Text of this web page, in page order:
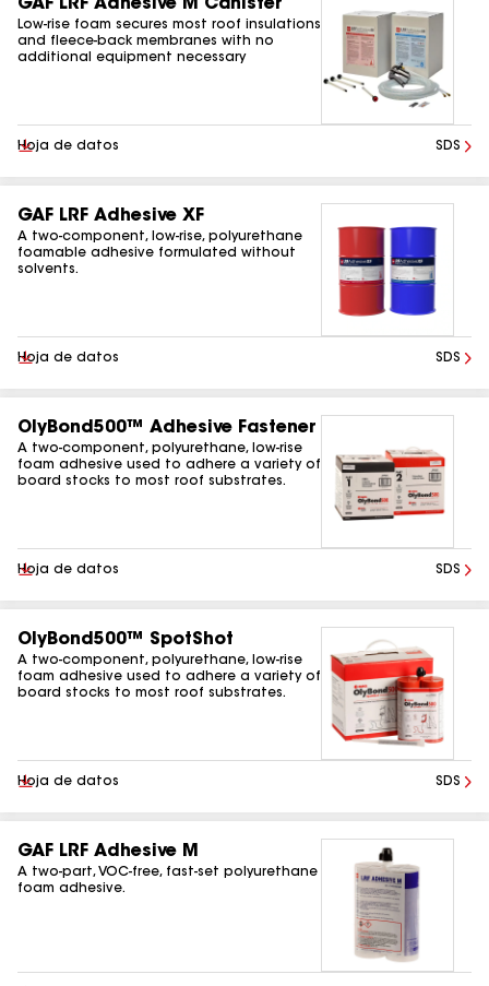
GAF LRF Adhesive M Canister
Low-rise foam secures most roof insulations
and fleece-back membranes with no
additional equipment necessary
Descargar
Hoja de datos SDS
GAF LRF Adhesive XF
A two-component, low-rise, polyurethane
foamable adhesive formulated without
solvents.
Descargar
Hoja de datos SDS
OlyBond500™ Adhesive Fastener
A two-component, polyurethane, low-rise
foam adhesive used to adhere a variety of
board stocks to most roof substrates.
Descargar
Hoja de datos SDS
OlyBond500™ SpotShot
A two-component, polyurethane, low-rise
foam adhesive used to adhere a variety of
board stocks to most roof substrates.
Descargar
Hoja de datos SDS
GAF LRF Adhesive M
A two-part, VOC-free, fast-set polyurethane
foam adhesive.